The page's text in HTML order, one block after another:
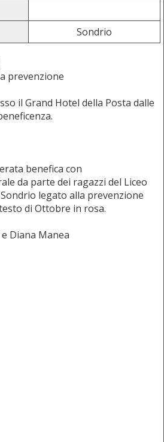
Sondrio
prevenzione
il Grand Hotel della Posta dalle
benefica con
da parte dei ragazzi del Liceo
legato alla prevenzione
di Ottobre in rosa.
Diana Manea